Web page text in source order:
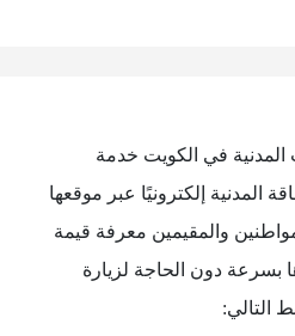
المدنية في الكويت خدمة
المدنية إلكترونيًا عبر موقعها
والمقيمين معرفة قيمة
بسرعة دون الحاجة لزيارة
التالي: